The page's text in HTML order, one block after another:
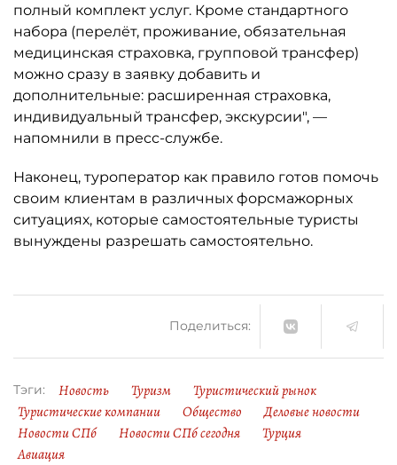
полный комплект услуг. Кроме стандартного
набора (перелёт, проживание, обязательная
медицинская страховка, групповой трансфер)
можно сразу в заявку добавить и
дополнительные: расширенная страховка,
индивидуальный трансфер, экскурсии", —
напомнили в пресс-службе.
Наконец, туроператор как правило готов помочь
своим клиентам в различных форсмажорных
ситуациях, которые самостоятельные туристы
вынуждены разрешать самостоятельно.
Поделиться:
Тэги: Новость Туризм
Туристический рынок
Туристические компании
Общество
Деловые новости
Новости СПб
Новости СПб сегодня
Турция
Авиация